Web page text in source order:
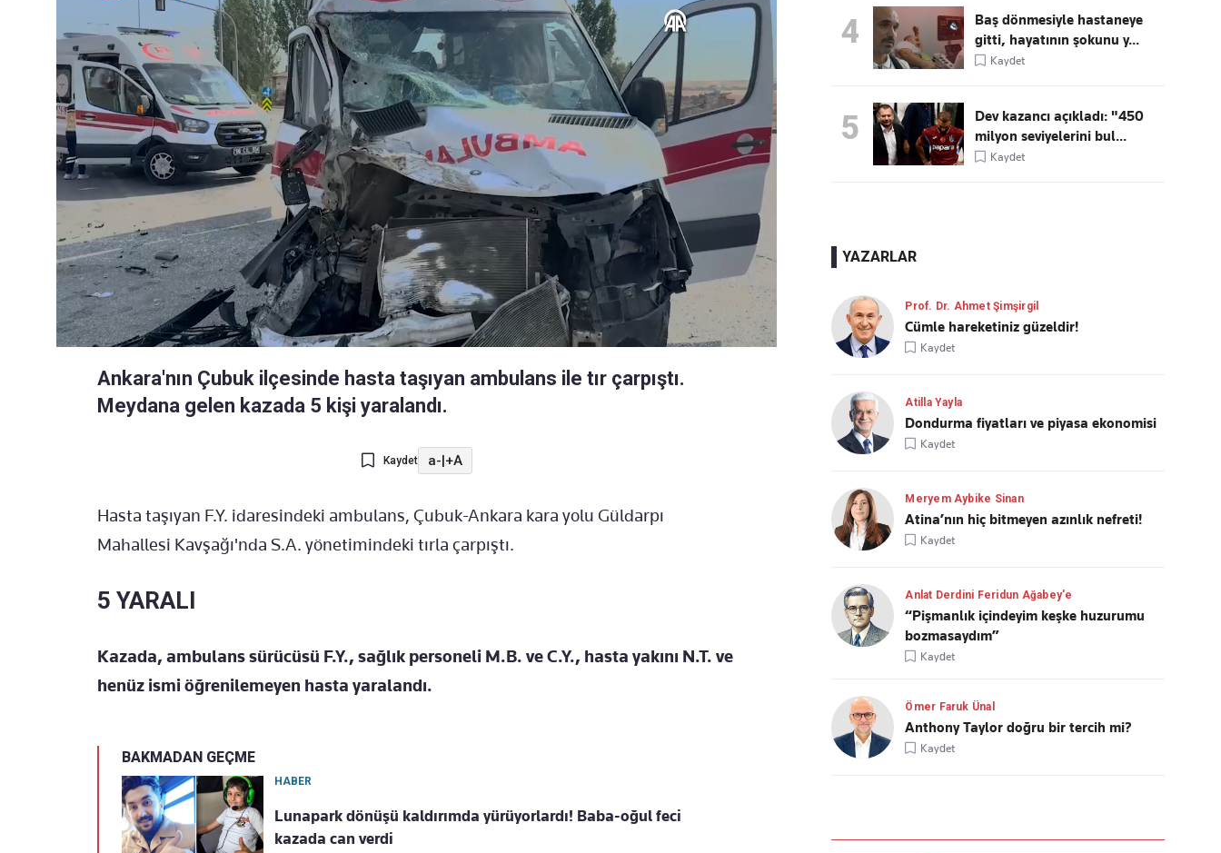
Ankara'nın Çubuk ilçesinde hasta taşıyan ambulans ile tır çarpıştı.
Meydana gelen kazada 5 kişi yaralandı.
Kaydet a-|+A
Hasta taşıyan F.Y. idaresindeki ambulans, Çubuk-Ankara kara yolu Güldarpı
Mahallesi Kavşağı'nda S.A. yönetimindeki tırla çarpıştı.
5 YARALI
Kazada, ambulans sürücüsü F.Y., sağlık personeli M.B. ve C.Y., hasta yakını N.T. ve
henüz ismi öğrenilemeyen hasta yaralandı.
BAKMADAN GEÇME
HABER
Lunapark dönüşü kaldırımda yürüyorlardı! Baba-oğul feci
kazada can verdi
4
Baş dönmesiyle hastaneye
gitti, hayatının şokunu y...
Kaydet
5
Dev kazancı açıkladı: "450
milyon seviyelerini bul...
Kaydet
YAZARLAR
Prof. Dr. Ahmet Şimşirgil
Cümle hareketiniz güzeldir!
Kaydet
Atilla Yayla
Dondurma fiyatları ve piyasa ekonomisi
Kaydet
Meryem Aybike Sinan
Atina’nın hiç bitmeyen azınlık nefreti!
Kaydet
Anlat Derdini Feridun Ağabey'e
“Pişmanlık içindeyim keşke huzurumu
bozmasaydım”
Kaydet
Ömer Faruk Ünal
Anthony Taylor doğru bir tercih mi?
Kaydet